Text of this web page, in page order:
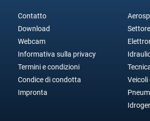
Contatto
Download
Webcam
Informativa sulla privacy
Termini e condizioni
Condice di condotta
Impronta
Veicoli